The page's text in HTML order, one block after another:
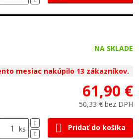
NA SKLADE
mesiac nakúpilo 13 zákazníkov.
61,90 €
50,33 € bez DPH
ks Pridať do košíka